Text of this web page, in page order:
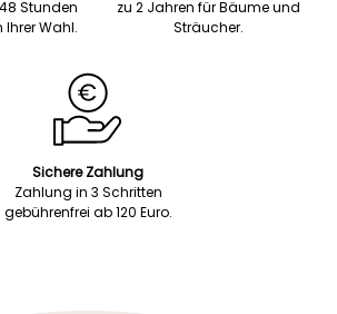
Stunden
Wahl.
zu 2 Jahren für Bäume und
Sträucher.
Sichere Zahlung
Zahlung in 3 Schritten
gebührenfrei ab 120 Euro.